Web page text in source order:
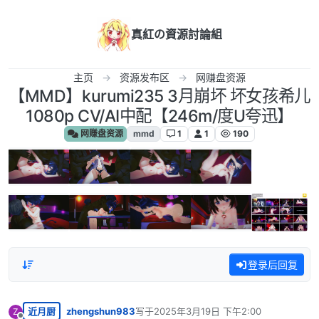
真紅の資源討論組
主页 资源发布区 网赚盘资源
【MMD】kurumi235 3月崩坏 坏女孩希儿
1080p CV/AI中配【246m/度U夸迅】
网赚盘资源 mmd 1 1 190
登录后回复
Z 近月厨 zhengshun983写于2025年3月19日 下午2:00